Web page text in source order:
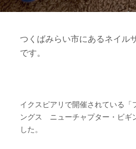
つくばみらい市にあるネイル
です。
イクスピアリで開催されている「
ングス ニューチャプター・ビギ
した。